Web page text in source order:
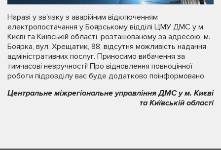
Наразі у зв'язку з аварійним відключенням
електропостачання у Боярському відділі ЦМУ ДМС у м.
Києві та Київській області, розташованому за адресою: м.
Боярка, вул. Хрещатик, 88, відсутня можливість надання
адміністративних послуг. Приносимо вибачення за
тимчасові незручності! Про відновлення повноцінної
роботи підрозділу вас буде додатково поінформовано.
Центральне міжрегіональне управління ДМС у м. Києві
та Київській області